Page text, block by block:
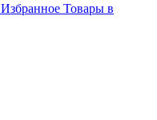
Избранное Товары в